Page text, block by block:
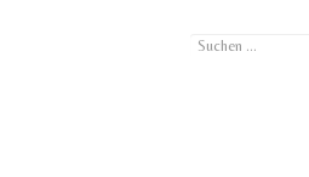
Suchen